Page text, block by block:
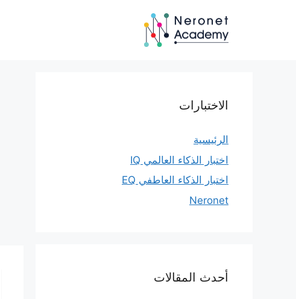
الاختبارات
الرئيسية
اختبار الذكاء العالمي IQ
اختبار الذكاء العاطفي EQ
Neronet
أحدث المقالات